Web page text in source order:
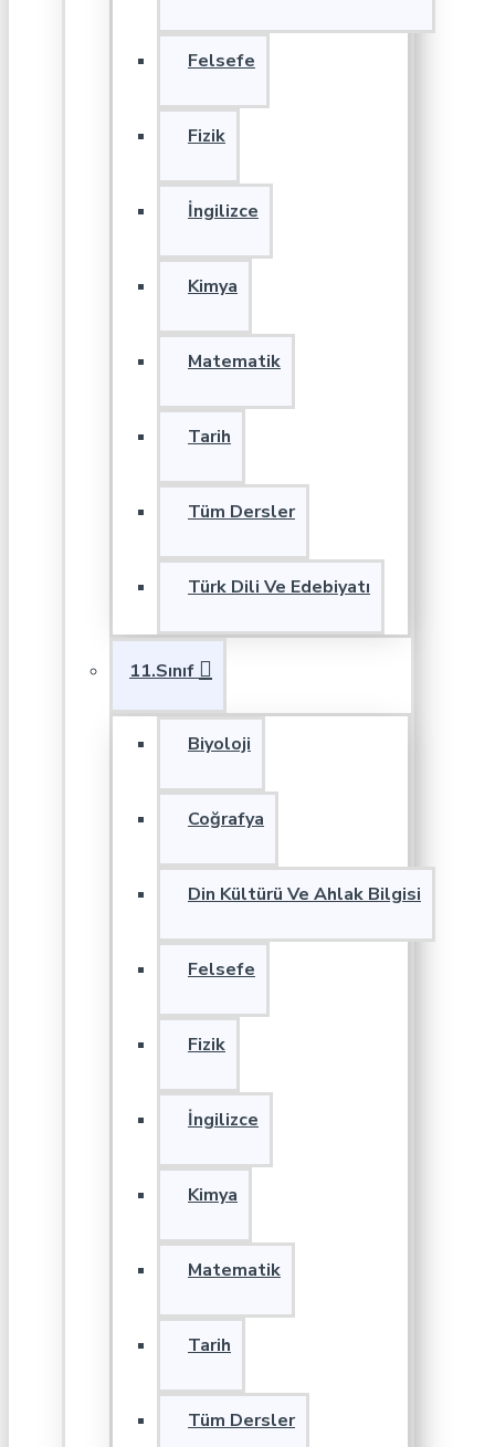
Felsefe
Fizik
İngilizce
Kimya
Matematik
Tarih
Tüm Dersler
Türk Dili Ve Edebiyatı
11.Sınıf
Biyoloji
Coğrafya
Din Kültürü Ve Ahlak Bilgisi
Felsefe
Fizik
İngilizce
Kimya
Matematik
Tarih
Tüm Dersler